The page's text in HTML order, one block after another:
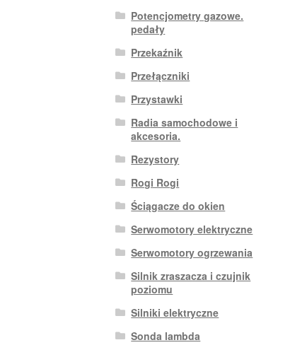
Potencjometry gazowe.
pedały
Przekaźnik
Przełączniki
Przystawki
Radia samochodowe i
akcesoria.
Rezystory
Rogi Rogi
Ściągacze do okien
Serwomotory elektryczne
Serwomotory ogrzewania
Silnik zraszacza i czujnik
poziomu
Silniki elektryczne
Sonda lambda